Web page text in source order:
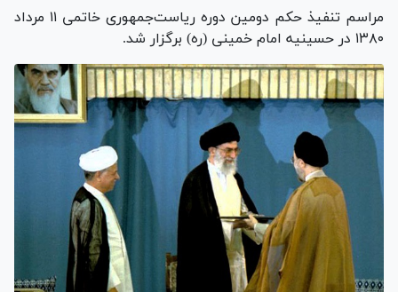
مراسم تنفیذ حکم دومین دوره ریاست‌جمهوری خاتمی ۱۱ مرداد
۱۳۸۰ در حسینیه امام خمینی (ره) برگزار شد.